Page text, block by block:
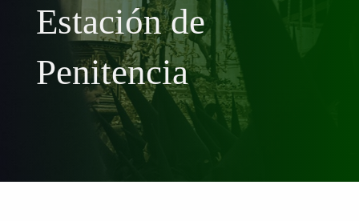
Estación de
Penitencia